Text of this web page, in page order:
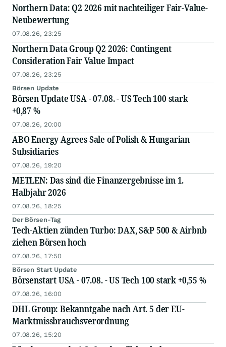
Northern Data: Q2 2026 mit nachteiliger Fair-Value-
Neubewertung
07.08.26, 23:25
Northern Data Group Q2 2026: Contingent
Consideration Fair Value Impact
07.08.26, 23:25
Börsen Update
Börsen Update USA - 07.08. - US Tech 100 stark
+0,87 %
07.08.26, 20:00
ABO Energy Agrees Sale of Polish & Hungarian
Subsidiaries
07.08.26, 19:20
METLEN: Das sind die Finanzergebnisse im 1.
Halbjahr 2026
07.08.26, 18:25
Der Börsen-Tag
Tech-Aktien zünden Turbo: DAX, S&P 500 & Airbnb
ziehen Börsen hoch
07.08.26, 17:50
Börsen Start Update
Börsenstart USA - 07.08. - US Tech 100 stark +0,55 %
07.08.26, 16:00
DHL Group: Bekanntgabe nach Art. 5 der EU-
Marktmissbrauchsverordnung
07.08.26, 15:20